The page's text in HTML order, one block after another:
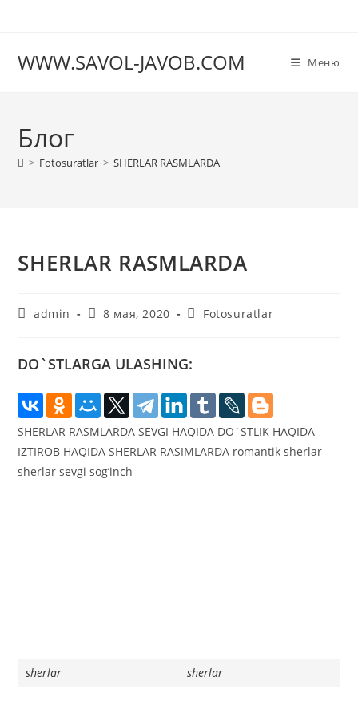
WWW.SAVOL-JAVOB.COM Меню
Блог
> Fotosuratlar > SHERLAR RASMLARDA
SHERLAR RASMLARDA
Автор
admin
Запись
8 мая, 2020
Рубрика
Fotosuratlar
DO`STLARGA ULASHING:
SHERLAR RASMLARDA SEVGI HAQIDA DO`STLIK HAQIDA
IZTIROB HAQIDA SHERLAR RASIMLARDA romantik sherlar
sherlar sevgi sog’inch
sherlar sherlar